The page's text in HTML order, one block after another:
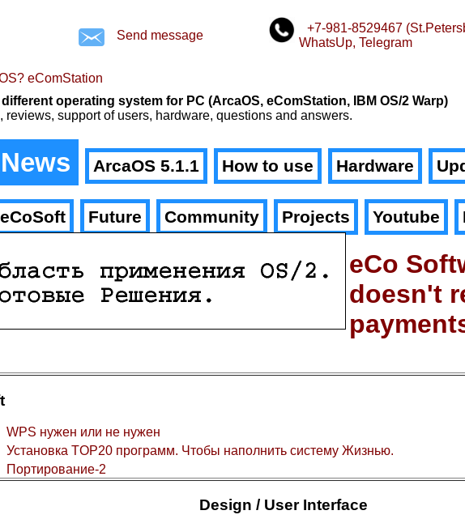
Send message
+7-981-8529467
WhatsUp, Telegram
eComStation
operating system for PC (ArcaOS, eComStation, IBM OS/2 Warp)
reviews, support of users, hardware, questions and answers.
News ArcaOS 5.1.1 How to use Hardware
eCoSoft Future Community Projects Youtube
eCo
doesn't
WPS нужен или не нужен
Установка TOP20 программ. Чтобы наполнить систему Жизнью.
Портирование-2
Design / User Interface